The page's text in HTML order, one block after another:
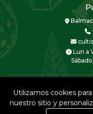
Lun a
Utilizamos cookies
nuestro sitio y